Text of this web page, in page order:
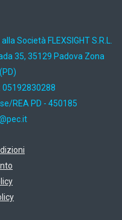
Società FLEXSIGHT S.R.L.
35, 35129 Padova Zona
05192830288
REA PD - 450185